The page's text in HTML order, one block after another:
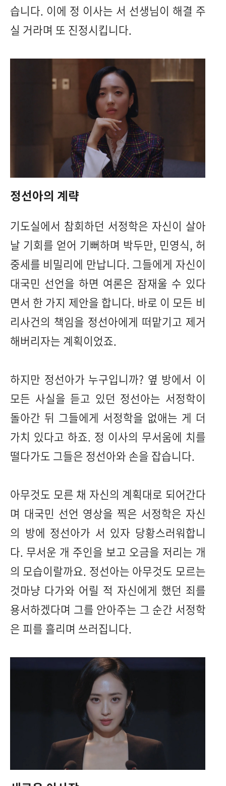
습니다. 이에 정 이사는 서 선생님이 해결 주
실 거라며 또 진정시킵니다.
정선아의 계략
기도실에서 참회하던 서정학은 자신이 살아
날 기회를 얻어 기뻐하며 박두만, 민영식, 허
중세를 비밀리에 만납니다. 그들에게 자신이
대국민 선언을 하면 여론은 잠재울 수 있다
면서 한 가지 제안을 합니다. 바로 이 모든 비
리사건의 책임을 정선아에게 떠맡기고 제거
해버리자는 계획이었죠.
하지만 정선아가 누구입니까? 옆 방에서 이
모든 사실을 듣고 있던 정선아는 서정학이
돌아간 뒤 그들에게 서정학을 없애는 게 더
가치 있다고 하죠. 정 이사의 무서움에 치를
떨다가도 그들은 정선아와 손을 잡습니다.
아무것도 모른 채 자신의 계획대로 되어간다
며 대국민 선언 영상을 찍은 서정학은 자신
의 방에 정선아가 서 있자 당황스러워합니
다. 무서운 개 주인을 보고 오금을 저리는 개
의 모습이랄까요. 정선아는 아무것도 모르는
것마냥 다가와 어릴 적 자신에게 했던 죄를
용서하겠다며 그를 안아주는 그 순간 서정학
은 피를 흘리며 쓰러집니다.